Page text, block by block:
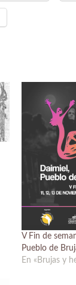
V Fin de
Pueblo de
En «Brujas y